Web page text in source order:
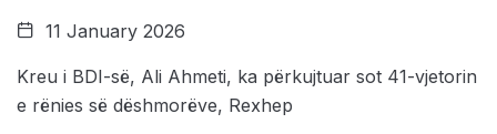
11 January 2026
Kreu i BDI-së, Ali Ahmeti, ka përkujtuar sot 41-vjetorin
e rënies së dëshmorëve, Rexhep